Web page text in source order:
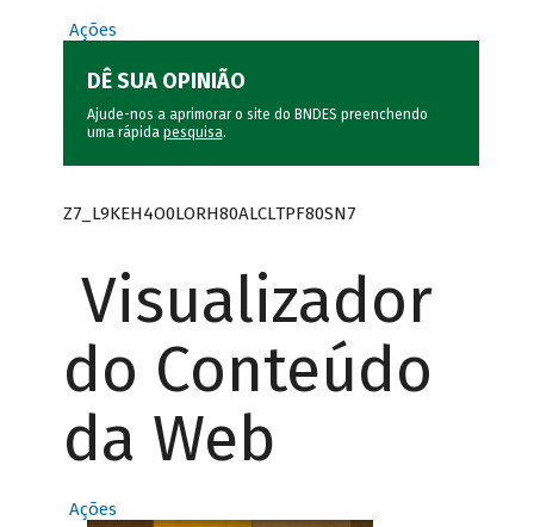
Ações
DÊ SUA OPINIÃO
Ajude-nos a aprimorar o site do BNDES preenchendo
uma rápida pesquisa.
Z7_L9KEH4O0LORH80ALCLTPF80SN7
Visualizador
do Conteúdo
da Web
Ações